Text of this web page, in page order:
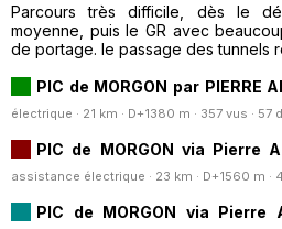
Parcours très difficile, dès le
moyenne, puis le GR avec
de portage. le passage des tunnels
PIC de MORGON par PIERRE
électrique · 21 km · D+1380 m · 357 vus · 57
PIC de MORGON via Pierre
assistance électrique · 23 km · D+1560 m ·
PIC de MORGON via Pierre